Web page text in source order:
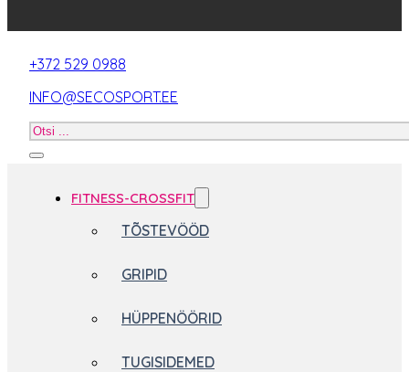
+372 529 0988
INFO@SECOSPORT.EE
Otsi
FITNESS-CROSSFIT
TÕSTEVÖÖD
GRIPID
HÜPPENÖÖRID
TUGISIDEMED